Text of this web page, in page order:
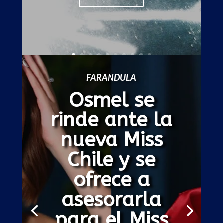
Leer más
FARANDULA
‘Spider-Man:
Brand New
Day’ lidera la
taquilla
mundial y
rompe